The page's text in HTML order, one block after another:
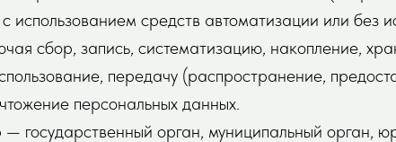
использованием средств автоматизации или без
сбор, запись, систематизацию, накопление,
передачу (распространение,
персональных данных.
государственный орган, муниципальный орган,